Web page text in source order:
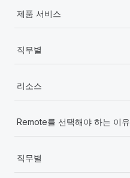
제품 서비스
직무별
리소스
Remote를 선택해야 하는 이유
직무별